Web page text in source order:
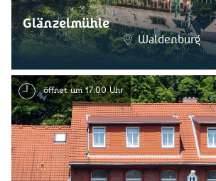
Glänzelmühle
Waldenburg
öffnet um 17:00 Uhr